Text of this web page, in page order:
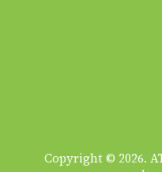
Copyright © 2026.